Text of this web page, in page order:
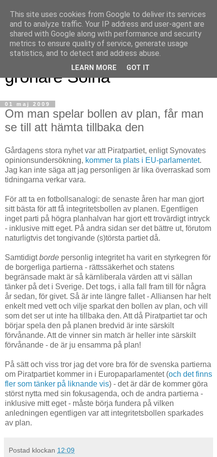
Magnus blogg - för ett
grönare Solna
01 maj 2009
Om man spelar bollen av plan, får man
se till att hämta tillbaka den
Gårdagens stora nyhet var att Piratpartiet, enligt Synovates
opinionsundersökning, kommer ta plats i EU-parlamentet.
Jag kan inte säga att jag personligen är lika överraskad som
tidningarna verkar vara.
För att ta en fotbollsanalogi: de senaste åren har man gjort
sitt bästa för att få integritetsbollen av planen. Egentligen
inget parti på högra planhalvan har gjort ett trovärdigt intryck
- inklusive mitt eget. På andra sidan ser det bättre ut, förutom
naturligtvis det tongivande (s)törsta partiet då.
Samtidigtborde personlig integritet ha varit en styrkegren för
de borgerliga partierna - rättssäkerhet och statens
begränsade makt är så kärnliberala värden att vi sällan
tänker på det i Sverige. Det togs, i alla fall fram till för några
år sedan, för givet. Så är inte längre fallet - Alliansen har helt
enkelt med vett och vilje sparkat den bollen av plan, och vill
som det ser ut inte ha tillbaka den. Att då Piratpartiet tar och
börjar spela den på planen bredvid är inte särskilt
förvånande. Att de vinner sin match är heller inte särskilt
förvånande - de är ju ensamma på plan!
På sätt och viss tror jag det vore bra för de svenska partierna
om Piratpartiet kommer in i Europaparlamentet (och det finns
fler som tänker på liknande vis) - det är där de kommer göra
störst nytta med sin fokusagenda, och de andra partierna -
inklusive mitt eget - måste börja fundera på vilken
anledningen egentligen var att integritetsbollen sparkades
av plan.
Postad klockan 12:09
This site uses cookies from Google to deliver its services
and to analyze traffic. Your IP address and user-agent are
shared with Google along with performance and security
metrics to ensure quality of service, generate usage
statistics, and to detect and address abuse.
LEARN MORE GOT IT